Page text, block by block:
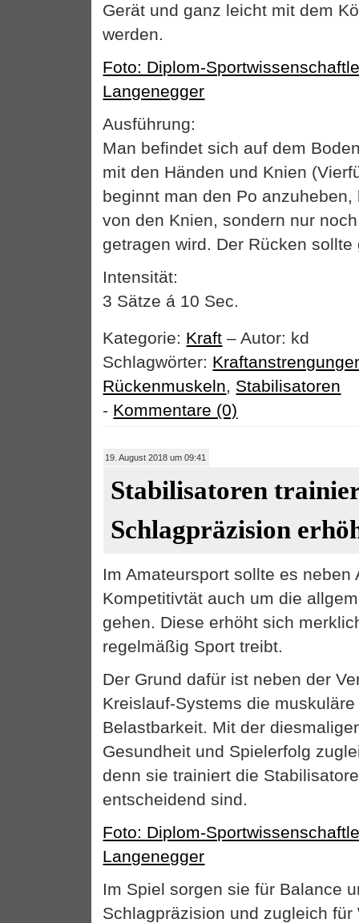
Gerät und ganz leicht mit dem
werden.
Foto: Diplom-
Langenegger
Ausführung:
Man befindet sich auf dem
mit den Händen und Knien
beginnt man den Po
von den Knien, sondern nur
getragen wird. Der Rücken
Intensität:
3 Sätze á 10 Sec.
Kategorie: Kraft – Autor: kd
Schlagwörter:
Rückenmuskeln, Stabilisatoren
- Kommentare (0)
19. August 2018 um 09:41
Stabilisatoren
Schlagpräzision
Im Amateursport sollte es neben
Kompetitivtät auch um die
gehen. Diese erhöht sich
regelmäßig Sport treibt.
Der Grund dafür ist neben der
Kreislauf-Systems die
Belastbarkeit. Mit der
Gesundheit und Spielerfolg
denn sie trainiert die
entscheidend sind.
Foto: Diplom-
Langenegger
Im Spiel sorgen sie für Balance
Schlagpräzision und zugleich für